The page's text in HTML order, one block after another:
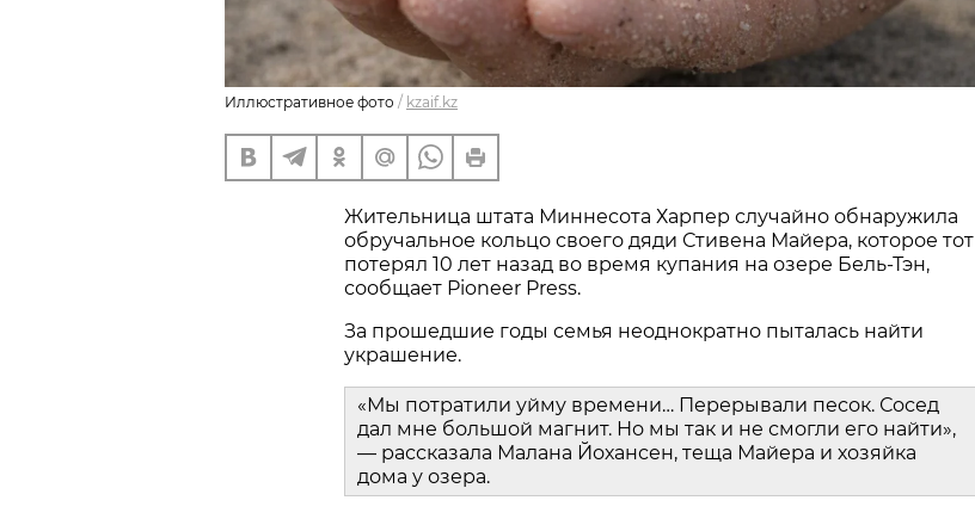
Иллюстративное фото / kzaif.kz
Жительница штата Миннесота Харпер случайно обнаружила
обручальное кольцо своего дяди Стивена Майера, которое тот
потерял 10 лет назад во время купания на озере Бель-Тэн,
сообщает Pioneer Press.
За прошедшие годы семья неоднократно пыталась найти
украшение.
«Мы потратили уйму времени… Перерывали песок. Сосед
дал мне большой магнит. Но мы так и не смогли его найти»,
— рассказала Малана Йохансен, теща Майера и хозяйка
дома у озера.